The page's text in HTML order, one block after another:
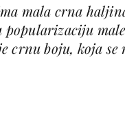
mala crna
crnu boju, koja